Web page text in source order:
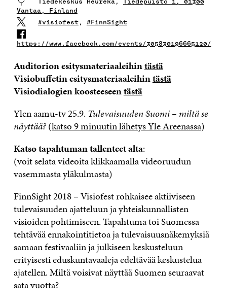
Vantaa, Finland
#visiofest, #FinnSight
https://www.facebook.com/events/305830196665120/
Auditorion esitysmateriaaleihintästä
Visiobuffetin esitysmateriaaleihintästä
Visiodialogien koosteeseentästä
Ylen aamu-tv 25.9. Tulevaisuuden Suomi – miltä se
näyttää?(katso 9 minuutin lähetys Yle Areenassa)
Katso tapahtuman tallenteet alta:
(voit selata videoita klikkaamalla videoruudun
vasemmasta yläkulmasta)
FinnSight 2018 – Visiofest rohkaisee aktiiviseen
tulevaisuuden ajatteluun ja yhteiskunnallisten
visioiden pohtimiseen. Tapahtuma toi Suomessa
tehtävää ennakointitietoa ja tulevaisuusnäkemyksiä
samaan festivaaliin ja julkiseen keskusteluun
erityisesti eduskuntavaaleja edeltävää keskustelua
ajatellen. Miltä voisivat näyttää Suomen seuraavat
sata vuotta?